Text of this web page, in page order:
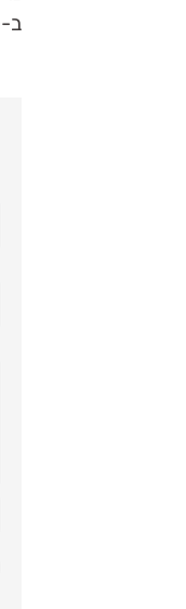
ב-Apple App Store וב-Google Play Store.